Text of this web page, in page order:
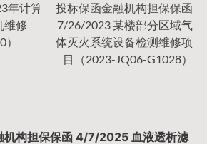
年计算
维修
投标保函金融机构担保保函
7/26/2023 某楼部分区域气
体灭火系统设备检测维修项
目（2023-JQ06-G1028）
机构担保保函 4/7/2025 血液透析滤